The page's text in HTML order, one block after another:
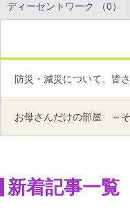
ディーセントワーク （0）
防災・減災について、皆
お母さんだけの部屋 ～
新着記事一覧